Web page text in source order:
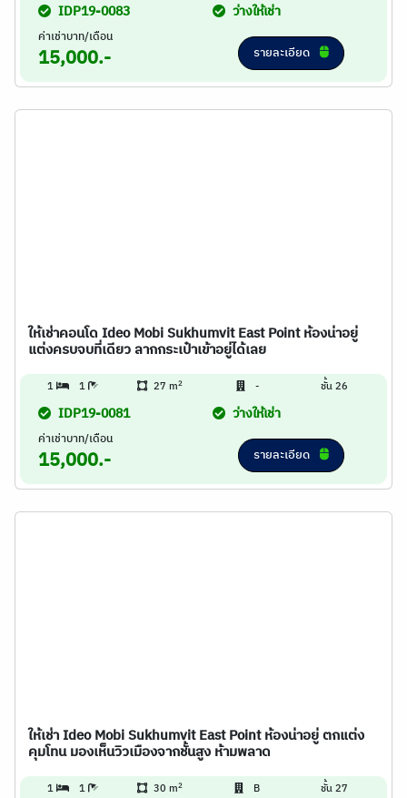
IDP19-0083 ว่างให้เช่า
ค่าเช่าบาท/เดือน
15,000.- รายละเอียด
ให้เช่าคอนโด Ideo Mobi Sukhumvit East Point ห้องน่าอยู่
แต่งครบจบที่เดียว ลากกระเป๋าเข้าอยู่ได้เลย
1 1 27 m2 - ชั้น 26
IDP19-0081 ว่างให้เช่า
ค่าเช่าบาท/เดือน
15,000.- รายละเอียด
ให้เช่า Ideo Mobi Sukhumvit East Point ห้องน่าอยู่ ตกแต่ง
คุมโทน มองเห็นวิวเมืองจากชั้นสูง ห้ามพลาด
1 1 30 m2 B ชั้น 27